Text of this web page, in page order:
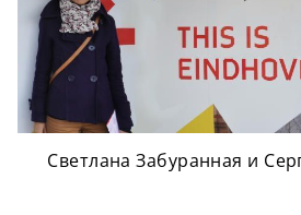
Светлана Забуранная и